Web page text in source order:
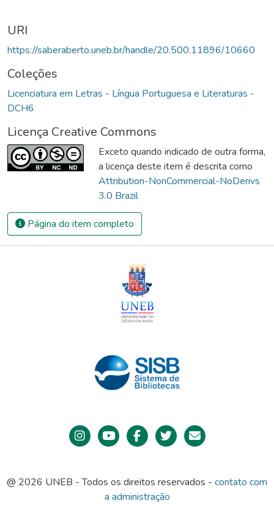
URI
https://saberaberto.uneb.br/handle/20.500.11896/10660
Coleções
Licenciatura em Letras - Língua Portuguesa e Literaturas -
DCH6
Licença Creative Commons
Exceto quando indicado de outra forma,
a licença deste item é descrita como
Attribution-NonCommercial-NoDerivs
3.0 Brazil
Página do item completo
@ 2026 UNEB - Todos os direitos reservados - contato com
a administração